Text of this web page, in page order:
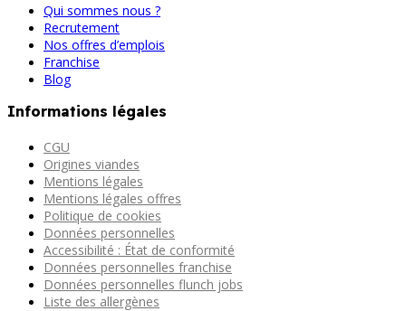
Qui sommes nous ?
Recrutement
Nos offres d’emplois
Franchise
Blog
Informations légales
CGU
Origines viandes
Mentions légales
Mentions légales offres
Politique de cookies
Données personnelles
Accessibilité : État de conformité
Données personnelles franchise
Données personnelles flunch jobs
Liste des allergènes